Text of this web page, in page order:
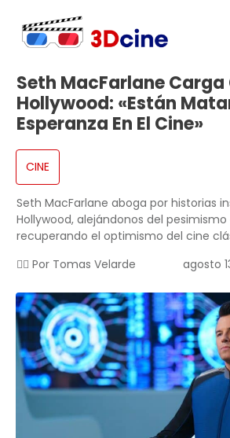
Seth MacFarlane
Hollywood: «Están
Esperanza En El Cine»
CINE
Seth MacFarlane aboga por historias
Hollywood, alejándonos del
recuperando el optimismo del cine
✍🏻 Por Tomas Velarde agosto